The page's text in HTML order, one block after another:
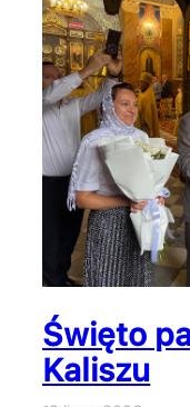
Święto
Kaliszu